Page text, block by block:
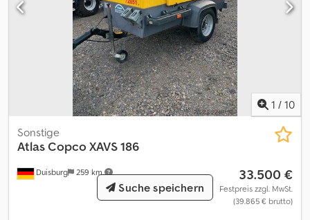
1 / 10
Duisburg 259 km
Sonstige
Atlas CopcoXAVS 186
33.500 €
Festpreis zzgl. MwSt.
(39.865 € brutto)
Suche speichern